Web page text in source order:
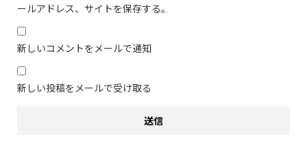
ールアドレス、サイトを保存する。
新しいコメントをメールで通知
新しい投稿をメールで受け取る